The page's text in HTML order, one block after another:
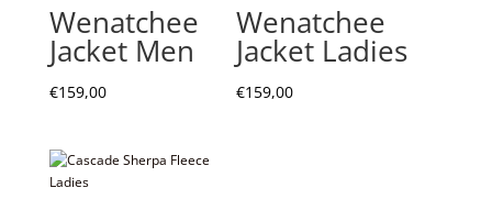
Wenatchee
Jacket Men
€159,00
Wenatchee
Jacket Ladies
€159,00